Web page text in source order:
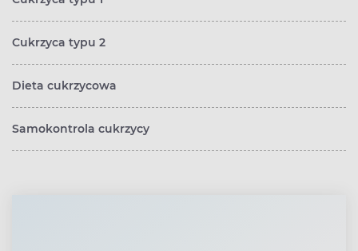
Cukrzyca typu 2
Dieta cukrzycowa
Samokontrola cukrzycy